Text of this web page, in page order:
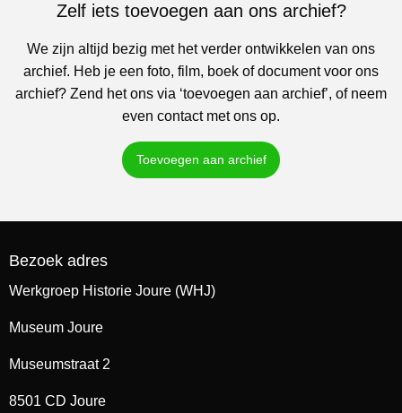
Zelf iets toevoegen aan ons archief?
We zijn altijd bezig met het verder ontwikkelen van ons
archief. Heb je een foto, film, boek of document voor ons
archief? Zend het ons via ‘toevoegen aan archief’, of neem
even contact met ons op.
Toevoegen aan archief
Bezoek adres
Werkgroep Historie Joure (WHJ)
Museum Joure
Museumstraat 2
8501 CD Joure